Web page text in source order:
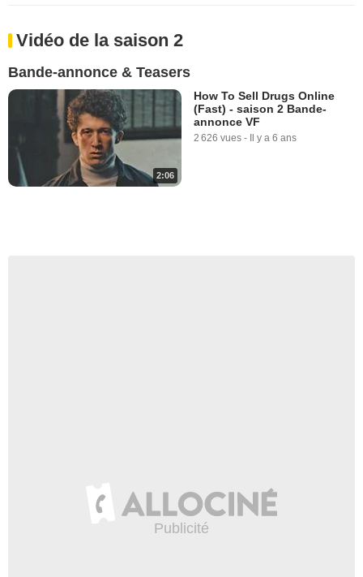
Vidéo de la saison 2
Bande-annonce & Teasers
2:06
How To Sell Drugs Online
(Fast) - saison 2 Bande-
annonce VF
2 626 vues - Il y a 6 ans